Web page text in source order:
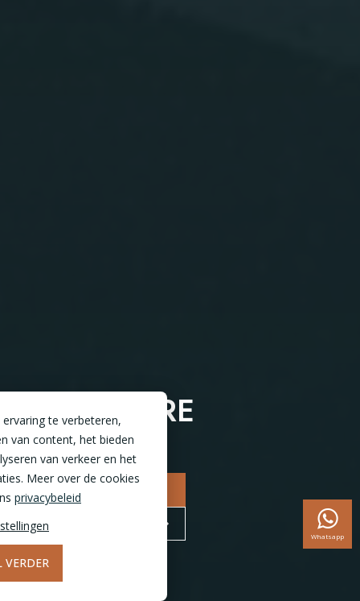
OPEN SERRE
NAAR CONFIGURATOR
BEZOEK DE SHOWROOM
Whatsapp
te verbeteren,
van content, het bieden
van verkeer en het
Meer over de cookies
privacybeleid
VERDER